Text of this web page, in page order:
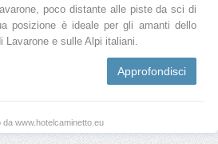
poco distante alle piste da sci di
posizione è ideale per gli amanti dello
e sulle Alpi italiani.
Approfondisci
da www.hotelcaminetto.eu